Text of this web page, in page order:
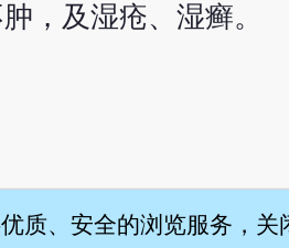
，及湿疮、湿癣。
关于 | 联络我们
质、安全的浏览服务，关